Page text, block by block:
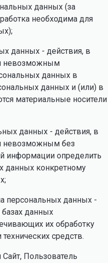
данных (за
необходима для
данных - действия, в
невозможным
данных в
данных и (или) в
материальные носители
данных - действия, в
невозможным без
информации определить
данных конкретному
персональных данных -
данных
их обработку
средств.
Сайт, Пользователь